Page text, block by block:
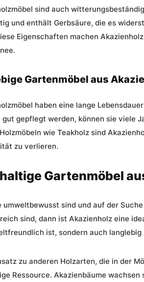
sind auch
und enthält Gerbsäure, die es
Eigenschaften machen
Gartenmöbel aus
haben eine lange
gut gepflegt werden, können sie viele
wie Teakholz sind
zu verlieren.
Gartenmöbel
umweltbewusst sind und auf der
sind, dann ist Akazienholz eine
ist, sondern auch
zu anderen Holzarten, die in der
Ressource. Akazienbäume